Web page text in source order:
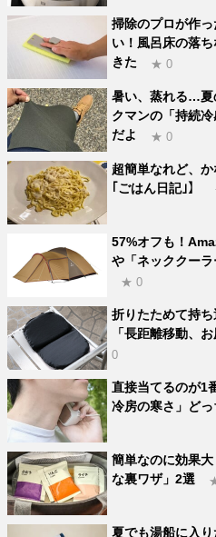
掃除のプロが作
い！風呂床の落
きた
★ 0
暑い、蒸れる…夏
クマンの「持続
だよ
★ 0
超簡単なれど、
｢ごはん日記｣】
57%オフも！
や「ネッククー
★ 0
折りたためて持
「長距離移動、
0
直接当てるのが1
冷房の寒さ」ど
簡単なのに効果
な裏ワザ」2選
夏でも湯船に入